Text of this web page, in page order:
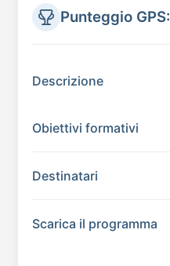
Punteggio GPS:
Descrizione
Obiettivi formativi
Destinatari
Scarica il programma